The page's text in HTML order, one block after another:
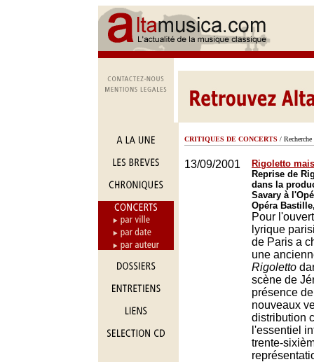
CRITIQUES DE CONCERTS / Recherche
13/09/2001
Rigoletto
Reprise de
dans la
Savary à
Opéra
Pour
lyrique
de Paris a
une
Rigoletto
scène de
présence
nouveaux
distribution
l'essentiel
trente-